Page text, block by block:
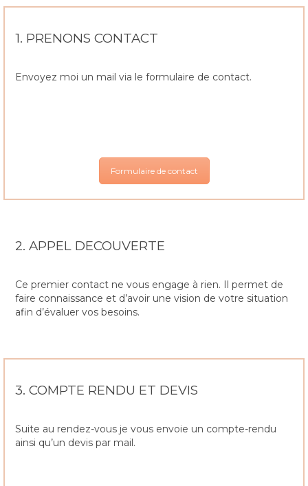
1. PRENONS CONTACT
Envoyez moi un mail via le formulaire de contact.
Formulaire de contact
2. APPEL DECOUVERTE
Ce premier contact ne vous engage à rien. Il permet de
faire connaissance et d’avoir une vision de votre situation
afin d’évaluer vos besoins.
3. COMPTE RENDU ET DEVIS
Suite au rendez-vous je vous envoie un compte-rendu
ainsi qu’un devis par mail.